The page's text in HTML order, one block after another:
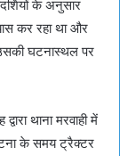
के अनुसार
कर रहा था और
घटनास्थल पर
थाना मरवाही में
के समय ट्रैक्टर